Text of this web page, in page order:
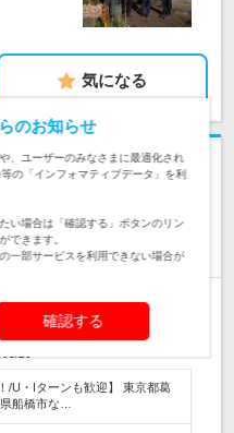
気になる
備金最大30万円支給》残業月
経験＆就業ブランクも歓
休2日制 学歴不問
と掲載中
/U・Iターンも歓迎】 東京都葛
船橋市な…
のお知らせ
、ユーザーのみなさまに最適化され
の「インフォマティブデータ」を利
い場合は「確認する」ボタンのリン
できます。
一部サービスを利用できない場合が
確認する